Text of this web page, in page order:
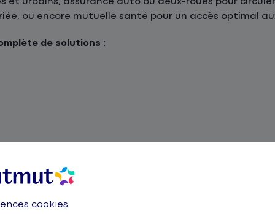
ou encore mutuelle santé pour un accès optimal
de solutions :
personnalisé !
moto, scooter et
cookies